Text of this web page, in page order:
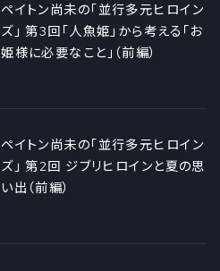
ペイトン尚未の「並行多元ヒロイン
ズ」 第3回「人魚姫」から考える「お
姫様に必要なこと」（前編）
ペイトン尚未の「並行多元ヒロイン
ズ」 第2回 ジブリヒロインと夏の思
い出（前編）